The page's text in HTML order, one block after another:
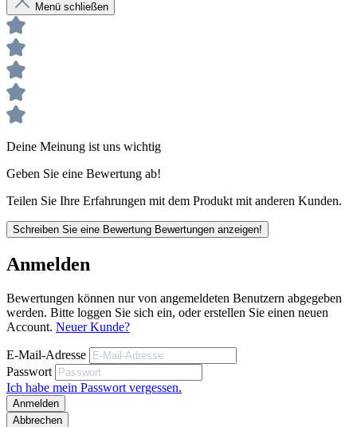
RUNNEX® AIRSTREAM
RUNNEX® AIRSTREAM Funktionsfutter: Optimierte
Faserleistungen für maximale Belüftung,
Feuchtigkeitstransport und mehr Tragekomfort.
Die farbige PU-Laufsohle mit schwarzer PU-Zwischensohle
und RUNNEX® SOFT PU-Zwischensohle bieten eine
optimale Dämpfung und Komfort. Darüber hinaus bieten die
Schuhe eine metallfreie Durchtritthemmung und eine
RUNNEX® Steel-Protection Zehenschutzkappe, die Deine
Füße optimal schützt.
Das modische Design und die ergonomische Form machen
die RUNNEX® S1P ESD-Sicherheitshalbschuhe SportStar
zu einem perfekten Begleiter für Deine Arbeit. Außerdem
sind sie mit einem RUNNEX® AIRSTREAM-Funktionsfutter
und einer ganzflächigen Einlegesohle ausgestattet, die den
Tragekomfort zusätzlich verbessern.
Menü schließen
Deine Meinung ist uns wichtig
Geben Sie eine Bewertung ab!
Teilen Sie Ihre Erfahrungen mit dem Produkt mit anderen Kunden.
Schreiben Sie eine Bewertung Bewertungen anzeigen!
Anmelden
Bewertungen können nur von angemeldeten Benutzern abgegeben
werden. Bitte loggen Sie sich ein, oder erstellen Sie einen neuen
Account. Neuer Kunde?
E-Mail-Adresse
Passwort
Ich habe mein Passwort vergessen.
Anmelden
Abbrechen